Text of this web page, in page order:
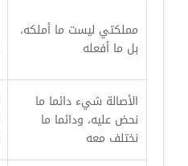
مملكتي ليست ما أملكه،
بل ما أفعله
الأصالة شيء دائما ما
نحض عليه، ودائما ما
نختلف معه